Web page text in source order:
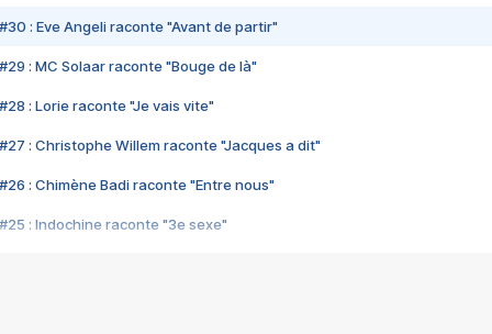
#30 : Eve Angeli raconte "Avant de partir"
#29 : MC Solaar raconte "Bouge de là"
#28 : Lorie raconte "Je vais vite"
#27 : Christophe Willem raconte "Jacques a dit"
#26 : Chimène Badi raconte "Entre nous"
#25 : Indochine raconte "3e sexe"